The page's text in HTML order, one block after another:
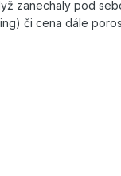
zanechaly pod
či cena dále